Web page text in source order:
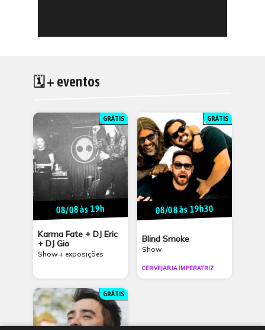
🗓 + eventos
GRÁTIS
08/08 às 19h
Karma Fate + DJ Eric
+ DJ Gio
Show + exposições
GRÁTIS
08/08 às 19h30
Blind Smoke
Show
CERVEJARIA IMPERATRIZ
GRÁTIS